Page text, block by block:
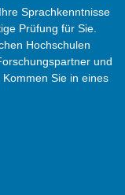
Sprachkenntnisse
Prüfung für Sie.
Hochschulen
und
Sie in eines